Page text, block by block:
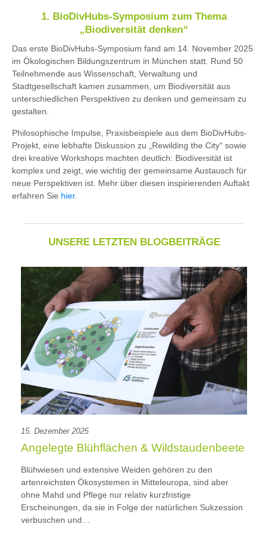
1. BioDivHubs-Symposium zum Thema
„Biodiversität denken“
Das erste BioDivHubs-Symposium fand am 14. November 2025
im Ökologischen Bildungszentrum in München statt. Rund 50
Teilnehmende aus Wissenschaft, Verwaltung und
Stadtgesellschaft kamen zusammen, um Biodiversität aus
unterschiedlichen Perspektiven zu denken und gemeinsam zu
gestalten.
Philosophische Impulse, Praxisbeispiele aus dem BioDivHubs-
Projekt, eine lebhafte Diskussion zu „Rewilding the City“ sowie
drei kreative Workshops machten deutlich: Biodiversität ist
komplex und zeigt, wie wichtig der gemeinsame Austausch für
neue Perspektiven ist. Mehr über diesen inspirierenden Auftakt
erfahren Sie hier.
UNSERE LETZTEN BLOGBEITRÄGE
15. Dezember 2025
Angelegte Blühflächen & Wildstaudenbeete
Blühwiesen und extensive Weiden gehören zu den
artenreichsten Ökosystemen in Mitteleuropa, sind aber
ohne Mahd und Pflege nur relativ kurzfristige
Erscheinungen, da sie in Folge der natürlichen Sukzession
verbuschen und…